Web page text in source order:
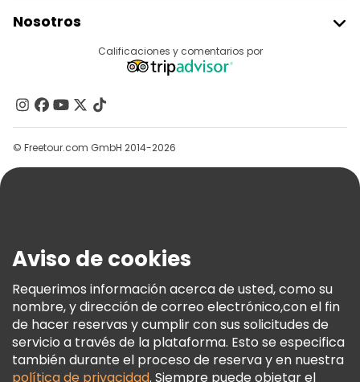
Acceder Como Proveedor
Programa De Afiliados
Nosotros
Contacto
Grupos
Ayuda
Términos E Información Legal
Política De Cookies
Freetour Premios
Programa De Fidelidad
Calificaciones y comentarios por
© Freetour.com GmbH 2014-2026
Aviso de cookies
Requerimos información acerca de usted, como su
nombre, y dirección de correo electrónico,con el fin
de hacer reservas y cumplir con sus solicitudes de
servicio a través de la plataforma. Esto se especifica
también durante el proceso de reserva y en nuestra
política de privacidad. Siempre puede objetar el